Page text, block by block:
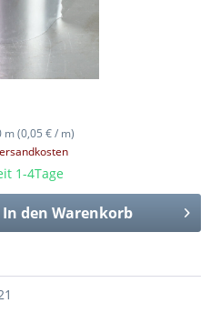
m(0,05 € / m)
1-4Tage
In den Warenkorb